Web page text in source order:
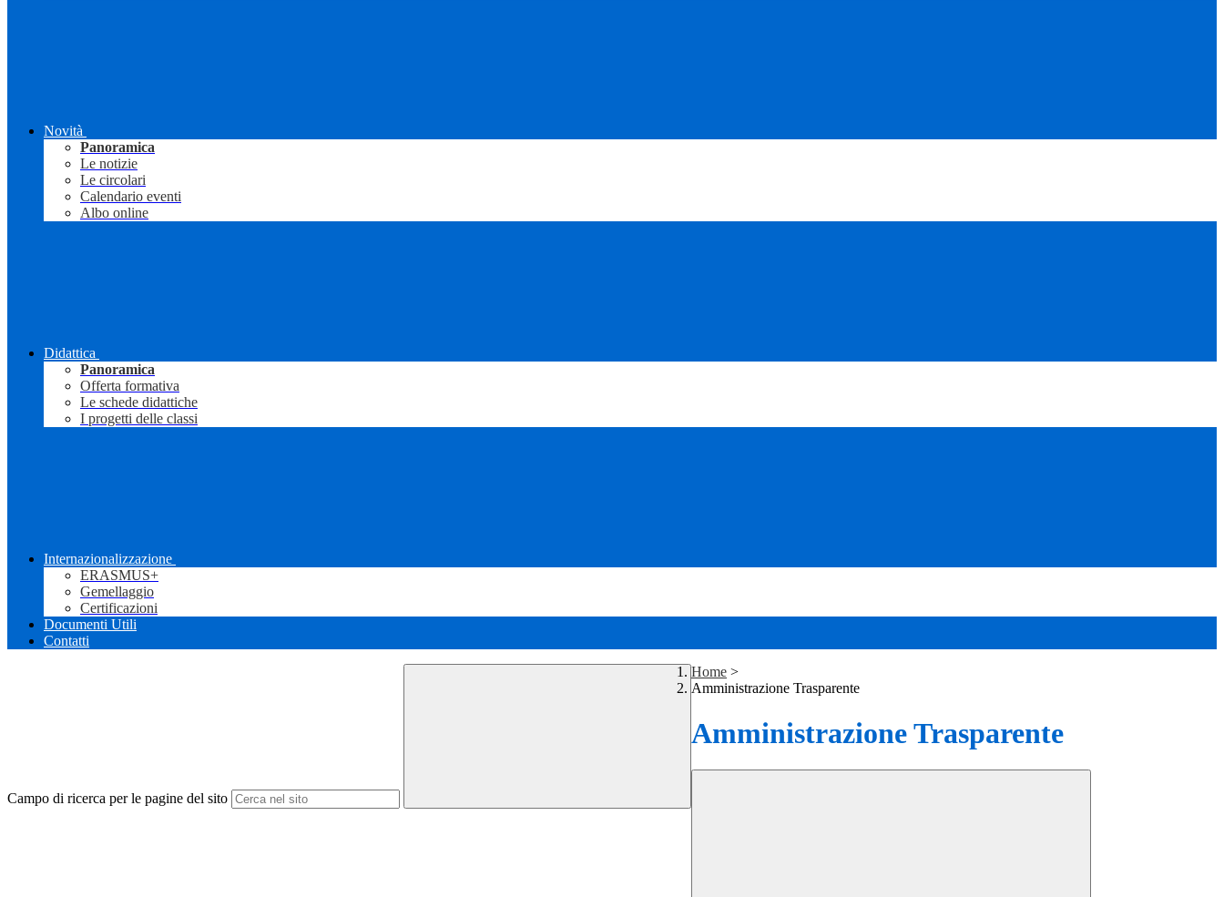
Novità
Panoramica
Le notizie
Le circolari
Calendario eventi
Albo online
Didattica
Panoramica
Offerta formativa
Le schede didattiche
I progetti delle classi
Internazionalizzazione
ERASMUS+
Gemellaggio
Certificazioni
Documenti Utili
Contatti
Campo di ricerca per le pagine del sito
Home >
Amministrazione Trasparente
Amministrazione Trasparente